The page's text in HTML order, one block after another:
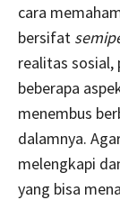
cara
bersifat
realitas sosial,
beberapa
menembus
dalamnya.
melengkapi
yang bisa